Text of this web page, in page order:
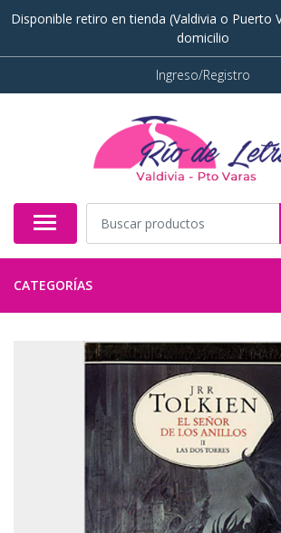
Disponible retiro en tienda (Valdivia o Puerto
domicilio
Ingreso/Registro
CATEGORÍAS